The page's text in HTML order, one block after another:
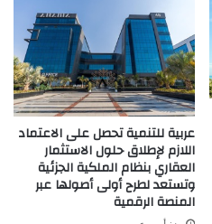
عربية للتنمية تحصل على الاعتماد
اللازم لإطلاق حلول الاستثمار
العقاري بنظام الملكية الجزئية
وتستعد لطرح أولى أصولها عبر
المنصة الرقمية